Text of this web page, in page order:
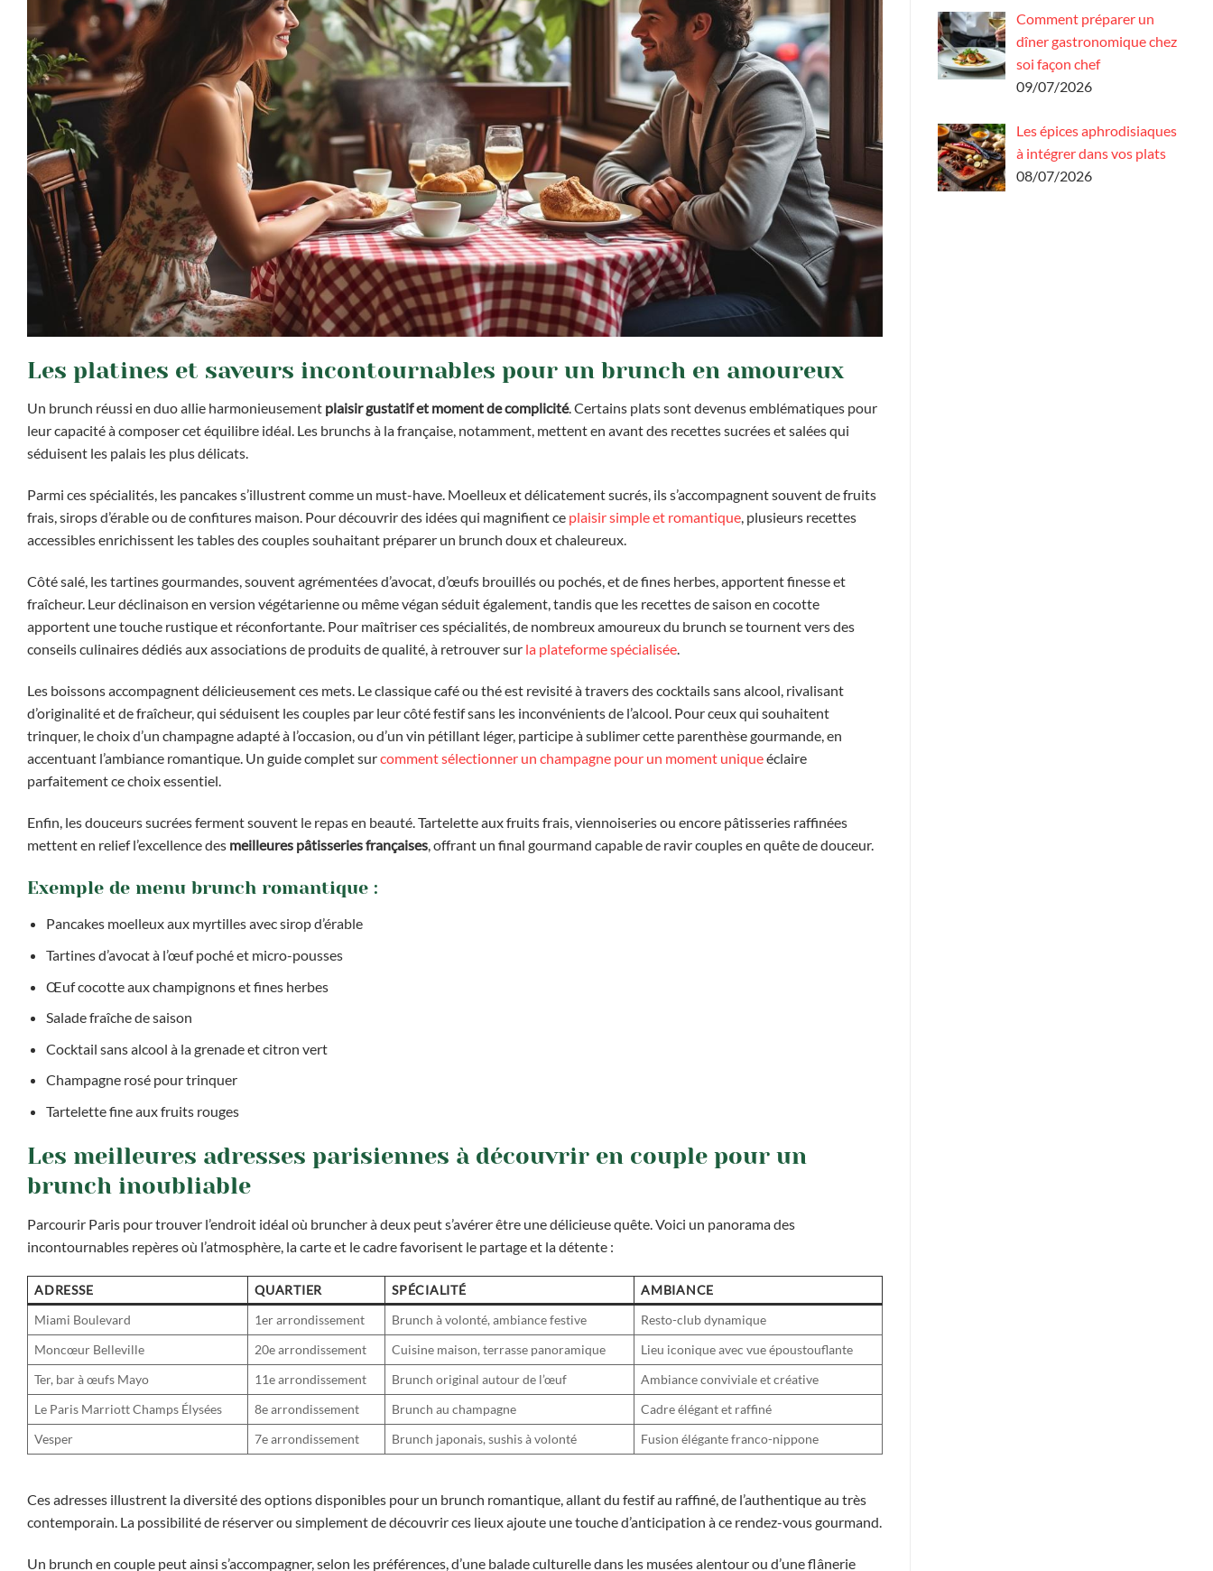
Les platines et saveurs incontournables pour un brunch en amoureux
Un brunch réussi en duo allie harmonieusement plaisir gustatif et moment de complicité. Certains plats sont devenus emblématiques pour
leur capacité à composer cet équilibre idéal. Les brunchs à la française, notamment, mettent en avant des recettes sucrées et salées qui
séduisent les palais les plus délicats.
Parmi ces spécialités, les pancakes s’illustrent comme un must-have. Moelleux et délicatement sucrés, ils s’accompagnent souvent de fruits
frais, sirops d’érable ou de confitures maison. Pour découvrir des idées qui magnifient ce plaisir simple et romantique, plusieurs recettes
accessibles enrichissent les tables des couples souhaitant préparer un brunch doux et chaleureux.
Côté salé, les tartines gourmandes, souvent agrémentées d’avocat, d’œufs brouillés ou pochés, et de fines herbes, apportent finesse et
fraîcheur. Leur déclinaison en version végétarienne ou même végan séduit également, tandis que les recettes de saison en cocotte
apportent une touche rustique et réconfortante. Pour maîtriser ces spécialités, de nombreux amoureux du brunch se tournent vers des
conseils culinaires dédiés aux associations de produits de qualité, à retrouver sur la plateforme spécialisée.
Les boissons accompagnent délicieusement ces mets. Le classique café ou thé est revisité à travers des cocktails sans alcool, rivalisant
d’originalité et de fraîcheur, qui séduisent les couples par leur côté festif sans les inconvénients de l’alcool. Pour ceux qui souhaitent
trinquer, le choix d’un champagne adapté à l’occasion, ou d’un vin pétillant léger, participe à sublimer cette parenthèse gourmande, en
accentuant l’ambiance romantique. Un guide complet surcomment sélectionner un champagne pour un moment uniqueéclaire
parfaitement ce choix essentiel.
Enfin, les douceurs sucrées ferment souvent le repas en beauté. Tartelette aux fruits frais, viennoiseries ou encore pâtisseries raffinées
mettent en relief l’excellence des meilleures pâtisseries françaises , offrant un final gourmand capable de ravir couples en quête de douceur.
Exemple de menu brunch romantique :
Pancakes moelleux aux myrtilles avec sirop d’érable
Tartines d’avocat à l’œuf poché et micro-pousses
Œuf cocotte aux champignons et fines herbes
Salade fraîche de saison
Cocktail sans alcool à la grenade et citron vert
Champagne rosé pour trinquer
Tartelette fine aux fruits rouges
Les meilleures adresses parisiennes à découvrir en couple pour un
brunch inoubliable
Parcourir Paris pour trouver l’endroit idéal où bruncher à deux peut s’avérer être une délicieuse quête. Voici un panorama des
incontournables repères où l’atmosphère, la carte et le cadre favorisent le partage et la détente :
ADRESSE QUARTIER SPÉCIALITÉ
AMBIANCE
Miami Boulevard
1er arrondissement Brunch à volonté, ambiance festive
Resto-club dynamique
Moncœur Belleville
20e arrondissement Cuisine maison, terrasse panoramique
Lieu iconique avec vue époustouflante
Ter, bar à œufs Mayo
11e arrondissement Brunch original autour de l’œuf
Ambiance conviviale et créative
Le Paris Marriott Champs Élysées
8e arrondissement Brunch au champagne
Cadre élégant et raffiné
Vesper
7e arrondissement Brunch japonais, sushis à volonté Fusion élégante franco-nippone
Ces adresses illustrent la diversité des options disponibles pour un brunch romantique, allant du festif au raffiné, de l’authentique au très
contemporain. La possibilité de réserver ou simplement de découvrir ces lieux ajoute une touche d’anticipation à ce rendez-vous gourmand.
Un brunch en couple peut ainsi s’accompagner, selon les préférences, d’une balade culturelle dans les musées alentour ou d’une flânerie
Comment préparer un
dîner gastronomique chez
soi façon chef
09/07/2026
Les épices aphrodisiaques
à intégrer dans vos plats
08/07/2026